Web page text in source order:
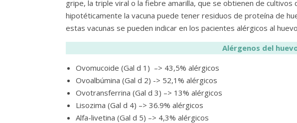
gripe, la triple viral o la fiebre amarilla, que se obtienen de
hipotéticamente la vacuna puede tener residuos de proteína de
estas vacunas se pueden indicar en los pacientes alérgicos al huevo
Alérgenos del
Ovomucoide (Gal d 1) –> 43,5% alérgicos
Ovoalbúmina (Gal d 2) -> 52,1% alérgicos
Ovotransferrina (Gal d 3) –> 13% alérgicos
Lisozima (Gal d 4) –> 36.9% alérgicos
Alfa-livetina (Gal d 5) –> 4,3% alérgicos